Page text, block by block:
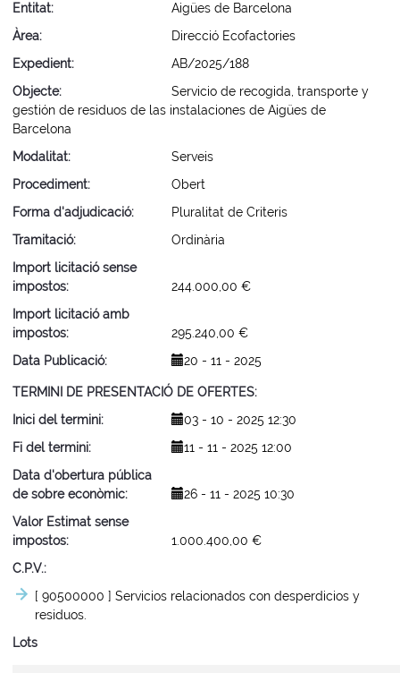
Entitat
Aigües de Barcelona
Àrea
Direcció Ecofactories
Expedient
AB/2025/188
Objecte
Servicio de recogida, transporte y
gestión de residuos de las instalaciones de Aigües de
Barcelona
Modalitat
Serveis
Procediment
Obert
Forma d'adjudicació
Pluralitat de Criteris
Tramitació
Ordinària
Import licitació sense
impostos
244.000,00 €
Import licitació amb
impostos
295.240,00 €
Data Publicació
20 - 11 - 2025
TERMINI DE PRESENTACIÓ DE OFERTES
Inici del termini
03 - 10 - 2025 12:30
Fi del termini
11 - 11 - 2025 12:00
Data d'obertura pública
de sobre econòmic
26 - 11 - 2025 10:30
Valor Estimat sense
impostos
1.000.400,00 €
C.P.V.
[ 90500000 ] Servicios relacionados con desperdicios y
residuos.
Lots